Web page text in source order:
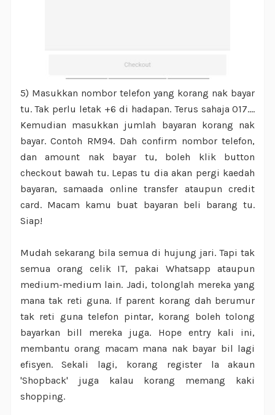
5) Masukkan nombor telefon yang korang nak bayar
tu. Tak perlu letak +6 di hadapan. Terus sahaja 017....
Kemudian masukkan jumlah bayaran korang nak
bayar. Contoh RM94. Dah confirm nombor telefon,
dan amount nak bayar tu, boleh klik button
checkout bawah tu. Lepas tu dia akan pergi kaedah
bayaran, samaada online transfer ataupun credit
card. Macam kamu buat bayaran beli barang tu.
Siap!
Mudah sekarang bila semua di hujung jari. Tapi tak
semua orang celik IT, pakai Whatsapp ataupun
medium-medium lain. Jadi, tolonglah mereka yang
mana tak reti guna. If parent korang dah berumur
tak reti guna telefon pintar, korang boleh tolong
bayarkan bill mereka juga. Hope entry kali ini,
membantu orang macam mana nak bayar bil lagi
efisyen. Sekali lagi, korang register la akaun
'Shopback' juga kalau korang memang kaki
shopping.